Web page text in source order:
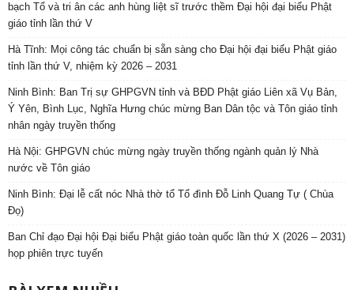
bạch Tổ và tri ân các anh hùng liệt sĩ trước thềm Đại hội đại biểu Phật
giáo tỉnh lần thứ V
Hà Tĩnh: Mọi công tác chuẩn bị sẵn sàng cho Đại hội đại biểu Phật giáo
tỉnh lần thứ V, nhiệm kỳ 2026 – 2031
Ninh Bình: Ban Trị sự GHPGVN tỉnh và BĐD Phật giáo Liên xã Vụ Bản,
Ý Yên, Bình Lục, Nghĩa Hưng chúc mừng Ban Dân tộc và Tôn giáo tỉnh
nhân ngày truyền thống
Hà Nội: GHPGVN chúc mừng ngày truyền thống ngành quản lý Nhà
nước về Tôn giáo
Ninh Bình: Đại lễ cất nóc Nhà thờ tổ Tổ đình Đỗ Linh Quang Tự ( Chùa
Đọ)
Ban Chỉ đạo Đại hội Đại biểu Phật giáo toàn quốc lần thứ X (2026 – 2031)
họp phiên trực tuyến